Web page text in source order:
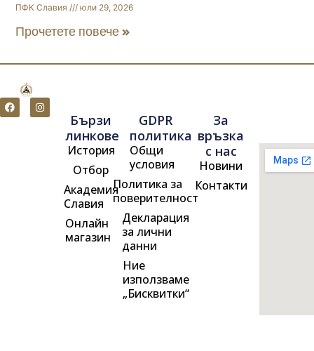
ПФК Славия юли 29, 2026
Прочетете повече »
F
a
c
I
n
s
Бързи
линкове
История
Отбор
Академия
Славия
Онлайн
магазин
GDPR
политика
Общи
условия
Политика за
поверителност
Декларация
за лични
данни
Ние
използваме
„Бисквитки“
За
връзка
с нас
Новини
Контакти